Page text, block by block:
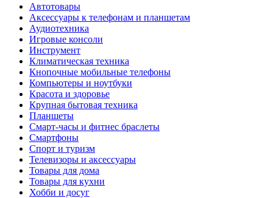
Автотовары
Аксессуары к телефонам и планшетам
Аудиотехника
Игровые консоли
Инструмент
Климатическая техника
Кнопочные мобильные телефоны
Компьютеры и ноутбуки
Красота и здоровье
Крупная бытовая техника
Планшеты
Смарт-часы и фитнес браслеты
Смартфоны
Спорт и туризм
Телевизоры и аксессуары
Товары для дома
Товары для кухни
Хобби и досуг